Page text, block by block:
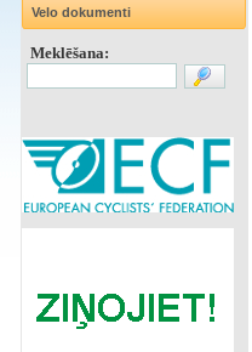
Velo dokumenti
Meklēšana: